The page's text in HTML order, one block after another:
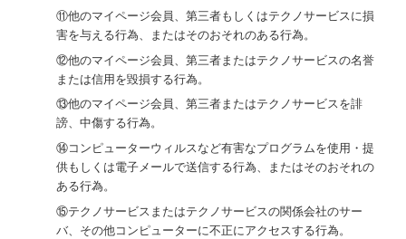
⑪他のマイページ会員、第三者もしくはテクノサービスに損
害を与える行為、またはそのおそれのある行為。
⑫他のマイページ会員、第三者またはテクノサービスの名誉
または信用を毀損する行為。
⑬他のマイページ会員、第三者またはテクノサービスを誹
謗、中傷する行為。
⑭コンピューターウィルスなど有害なプログラムを使用・提
供もしくは電子メールで送信する行為、またはそのおそれの
ある行為。
⑮テクノサービスまたはテクノサービスの関係会社のサー
バ、その他コンピューターに不正にアクセスする行為。